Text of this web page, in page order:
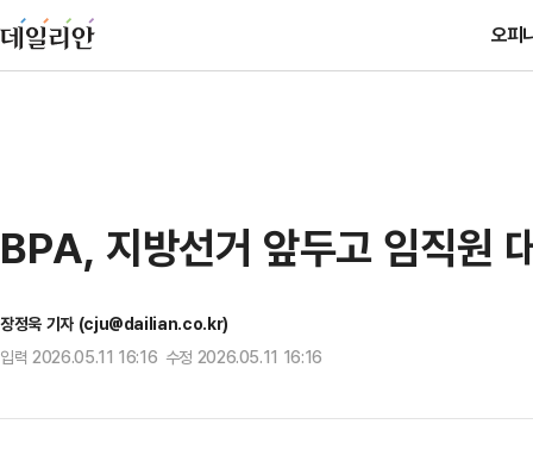
오피
BPA, 지방선거 앞두고 임직원
장정욱 기자 (cju@dailian.co.kr)
입력 2026.05.11 16:16 수정 2026.05.11 16:16